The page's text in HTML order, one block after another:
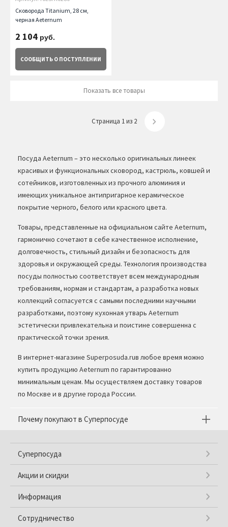
Сковорода Titanium, 28 см,
черная Aeternum
2 104 руб.
СООБЩИТЬ О ПОСТУПЛЕНИИ
Показать все товары
Страница 1 из 2
Посуда Aeternum – это несколько оригинальных линеек
красивых и функциональных сковород, кастрюль, ковшей и
сотейников, изготовленных из прочного алюминия и
имеющих уникальное антипригарное керамическое
покрытие черного, белого или красного цвета.
Товары, представленные на официальном сайте Aeternum,
гармонично сочетают в себе качественное исполнение,
долговечность, стильный дизайн и безопасность для
здоровья и окружающей среды. Технология производства
посуды полностью соответствует всем международным
требованиям, нормам и стандартам, а разработка новых
коллекций согласуется с самыми последними научными
разработками, поэтому кухонная утварь Aeternum
эстетически привлекательна и поистине совершенна с
практической точки зрения.
В интернет-магазине Superposuda.ruв любое время можно
купить продукцию Aeternum по гарантированно
минимальным ценам. Мы осуществляем доставку товаров
по Москве и в другие города России.
Почему покупают в Суперпосуде
Суперпосуда
Акции и скидки
Информация
Сотрудничество